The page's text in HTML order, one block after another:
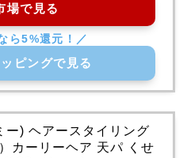
場で見る
ピングで見る
) ヘアースタイリング
カーリーヘア 天パ くせ